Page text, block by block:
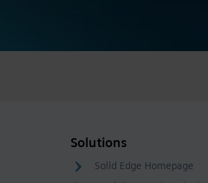
Solutions
Solid Edge Homepage